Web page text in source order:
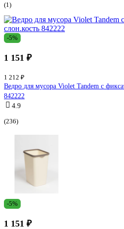
(1)
-5%
1 151 ₽
1 212 ₽
Ведро для мусора Violet Tandem с
842222
4.9
(236)
-5%
1 151 ₽